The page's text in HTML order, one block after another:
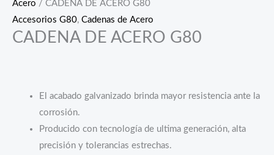
Acero / CADENA DE ACERO G80
Accesorios G80, Cadenas de Acero
CADENA DE ACERO G80
El acabado galvanizado brinda mayor resistencia ante la
corrosión.
Producido con tecnología de ultima generación, alta
precisión y tolerancias estrechas.